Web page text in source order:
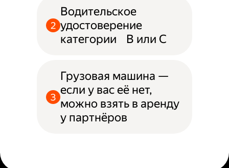
Водительское
удостоверение
категории B или С
Грузовая машина —
если у вас её нет,
можно взять в аренду
у партнёров